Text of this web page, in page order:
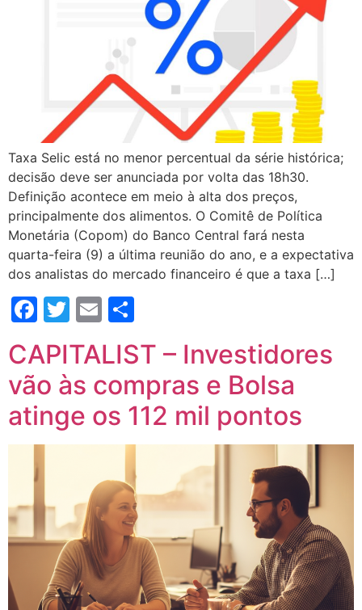
Taxa Selic está no menor percentual da série histórica;
decisão deve ser anunciada por volta das 18h30.
Definição acontece em meio à alta dos preços,
principalmente dos alimentos. O Comitê de Política
Monetária (Copom) do Banco Central fará nesta
quarta-feira (9) a última reunião do ano, e a expectativa
dos analistas do mercado financeiro é que a taxa […]
Facebook
Twitter
Email
CAPITALIST – Investidores
vão às compras e Bolsa
atinge os 112 mil pontos